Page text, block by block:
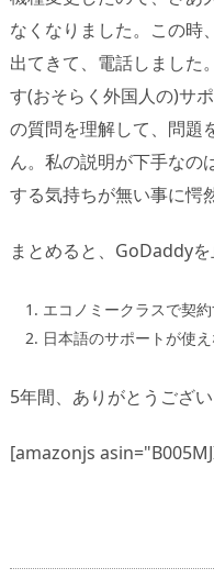
なくなりました。この時
出てきて、電話しました
す(おそらく外国人の)サ
の質問を理解して、問題
ん。私の説明が下手なの
する気持ちが無い事に愕
まとめると、GoDaddyを
エコノミークラスで契
日本語のサポートが使
5年間、ありがとうござい
[amazonjs